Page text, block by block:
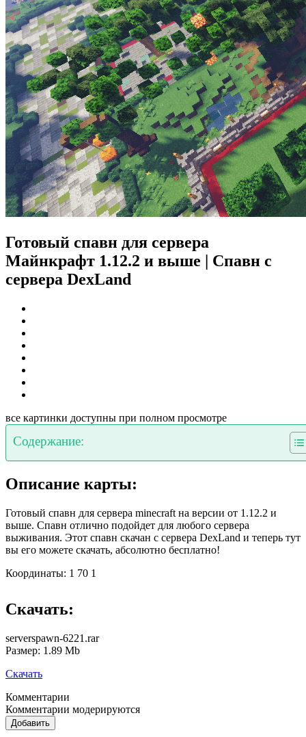
Готовый спавн для сервера
Майнкрафт 1.12.2 и выше | Спавн с
сервера DexLand
все картинки доступны при полном просмотре
Содержание:
Описание карты:
Готовый спавн для сервера minecraft на версии от 1.12.2 и
выше. Спавн отлично подойдет для любого сервера
выживания. Этот спавн скачан с сервера DexLand и теперь тут
вы его можете скачать, абсолютно бесплатно!
Координаты: 1 70 1
Скачать:
serverspawn-6221.rar
Размер: 1.89 Mb
Скачать
Комментарии
Комментарии модерируются
Добавить